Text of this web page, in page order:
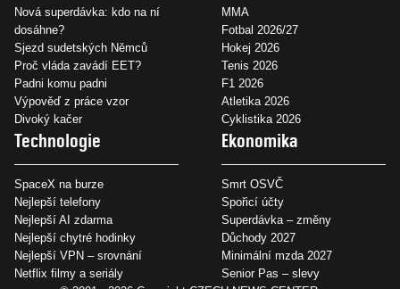
Nová superdávka: kdo na ní
dosáhne?
Sjezd sudetských Němců
Proč vláda zavádí EET?
Padni komu padni
Výpověď z práce vzor
Divoký kačer
MMA
Fotbal 2026/27
Hokej 2026
Tenis 2026
F1 2026
Atletika 2026
Cyklistika 2026
Technologie
SpaceX na burze
Nejlepší telefony
Nejlepší AI zdarma
Nejlepší chytré hodinky
Nejlepší VPN – srovnání
Netflix filmy a seriály
Ekonomika
Smrt OSVČ
Spořicí účty
Superdávka – změny
Důchody 2027
Minimální mzda 2027
Senior Pas – slevy